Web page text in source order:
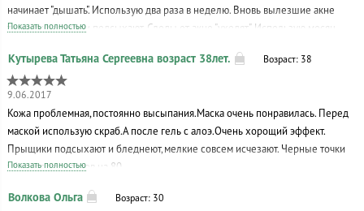
начинает "дышать". Использую два раза в неделю. Вновь вылезшие акне
теряют красноту и подсыхают. Следы от акне "уходят". Использую месяц.
Показать полностью
Возраст: 38
9.06.2017
Кожа проблемная,постоянно высыпания.Маска очень понравилась. Перед
маской использую скраб.А после гель с алоэ.Очень хорощий эффект.
Прыщики подсыхают и бледнеют,мелкие совсем исчезают. Черные точки
уберает процентов на 80.
Показать полностью
Возраст: 30